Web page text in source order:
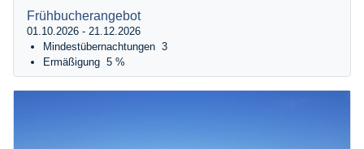
Frühbucherangebot
01.10.2026 - 21.12.2026
Mindestübernachtungen 3
Ermäßigung 5 %